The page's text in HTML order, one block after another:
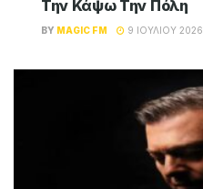
Την Κάψω Την Πόλη
BY MAGIC FM 9 ΙΟΥΛΊΟΥ 2026